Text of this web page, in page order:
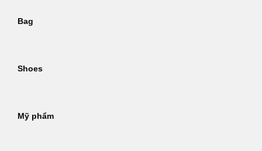
Bag
Shoes
Mỹ phẩm